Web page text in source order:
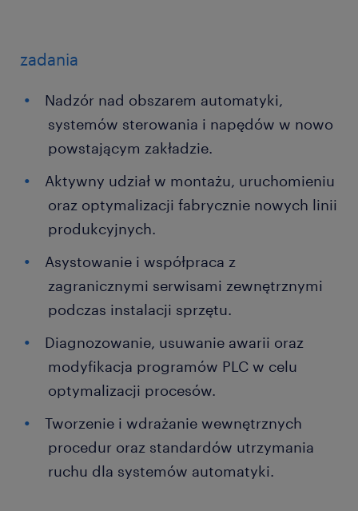
zadania
Nadzór nad obszarem automatyki,
systemów sterowania i napędów w nowo
powstającym zakładzie.
Aktywny udział w montażu, uruchomieniu
oraz optymalizacji fabrycznie nowych linii
produkcyjnych.
Asystowanie i współpraca z
zagranicznymi serwisami zewnętrznymi
podczas instalacji sprzętu.
Diagnozowanie, usuwanie awarii oraz
modyfikacja programów PLC w celu
optymalizacji procesów.
Tworzenie i wdrażanie wewnętrznych
procedur oraz standardów utrzymania
ruchu dla systemów automatyki.